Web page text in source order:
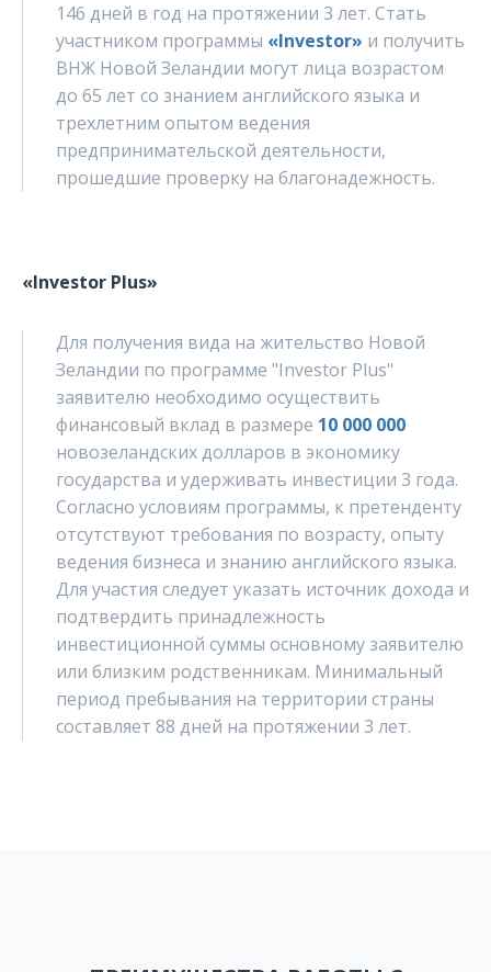
146 дней в год на протяжении 3 лет. Стать
участником программы «Investor» и получить
ВНЖ Новой Зеландии могут лица возрастом
до 65 лет со знанием английского языка и
трехлетним опытом ведения
предпринимательской деятельности,
прошедшие проверку на благонадежность.
«Investor Plus»
Для получения вида на жительство Новой
Зеландии по программе "Investor Plus"
заявителю необходимо осуществить
финансовый вклад в размере 10 000 000
новозеландских долларов в экономику
государства и удерживать инвестиции 3 года.
Согласно условиям программы, к претенденту
отсутствуют требования по возрасту, опыту
ведения бизнеса и знанию английского языка.
Для участия следует указать источник дохода и
подтвердить принадлежность
инвестиционной суммы основному заявителю
или близким родственникам. Минимальный
период пребывания на территории страны
составляет 88 дней на протяжении 3 лет.